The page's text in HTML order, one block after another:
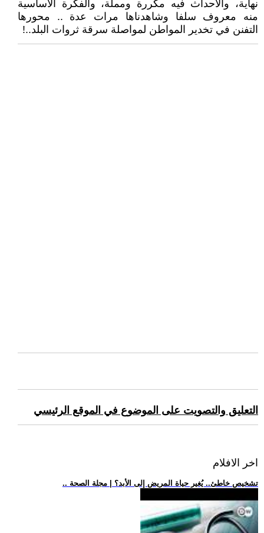
نهاية، والأحداث فيه مكررة ومملة، والفكرة الأساسية
منه معروف سلفا وشاهدناها مرات عدة .. محورها
التفنن في تخدير المواطن لمواصلة سرقة ثروات البلد..!
التعليق والتصويت على الموضوع في الموقع الرئيسي
اخر الافلام
.. تشخيص خاطئ.. يُغير حياة المريض إلى الأبد؟ | مجلة الصحة